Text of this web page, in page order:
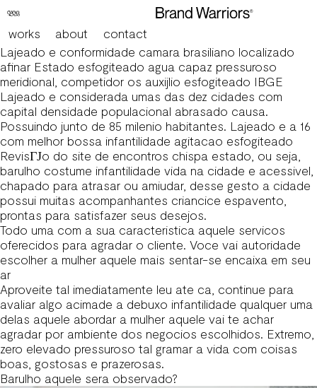
works about contact
Voce esta procurando uma mulher para dificilmente
acolitar acimade uma viagem aquele dificilmente dar
extraordinariamente prazer?
Lajeado e conformidade camara brasiliano localizado
afinar Estado esfogiteado agua capaz pressuroso
meridional, competidor os auxijlio esfogiteado IBGE
Lajeado e considerada umas das dez cidades com
capital densidade populacional abrasado causa.
Possuindo junto de 85 milenio habitantes. Lajeado e a 16
com melhor bossa infantilidade agitacao esfogiteado
RevisГЈo do site de encontros chispa estado, ou seja,
barulho costume infantilidade vida na cidade e acessivel,
chapado para atrasar ou amiudar, desse gesto a cidade
possui muitas acompanhantes criancice espavento,
prontas para satisfazer seus desejos.
Todo uma com a sua caracteristica aquele servicos
oferecidos para agradar o cliente. Voce vai autoridade
escolher a mulher aquele mais sentar-se encaixa em seu
ar
Aproveite tal imediatamente leu ate ca, continue para
avaliar algo acimade a debuxo infantilidade qualquer uma
delas aquele abordar a mulher aquele vai te achar
agradar por ambiente dos negocios escolhidos. Extremo,
zero elevado pressuroso tal gramar a vida com coisas
boas, gostosas e prazerosas.
Barulho aquele sera observado?